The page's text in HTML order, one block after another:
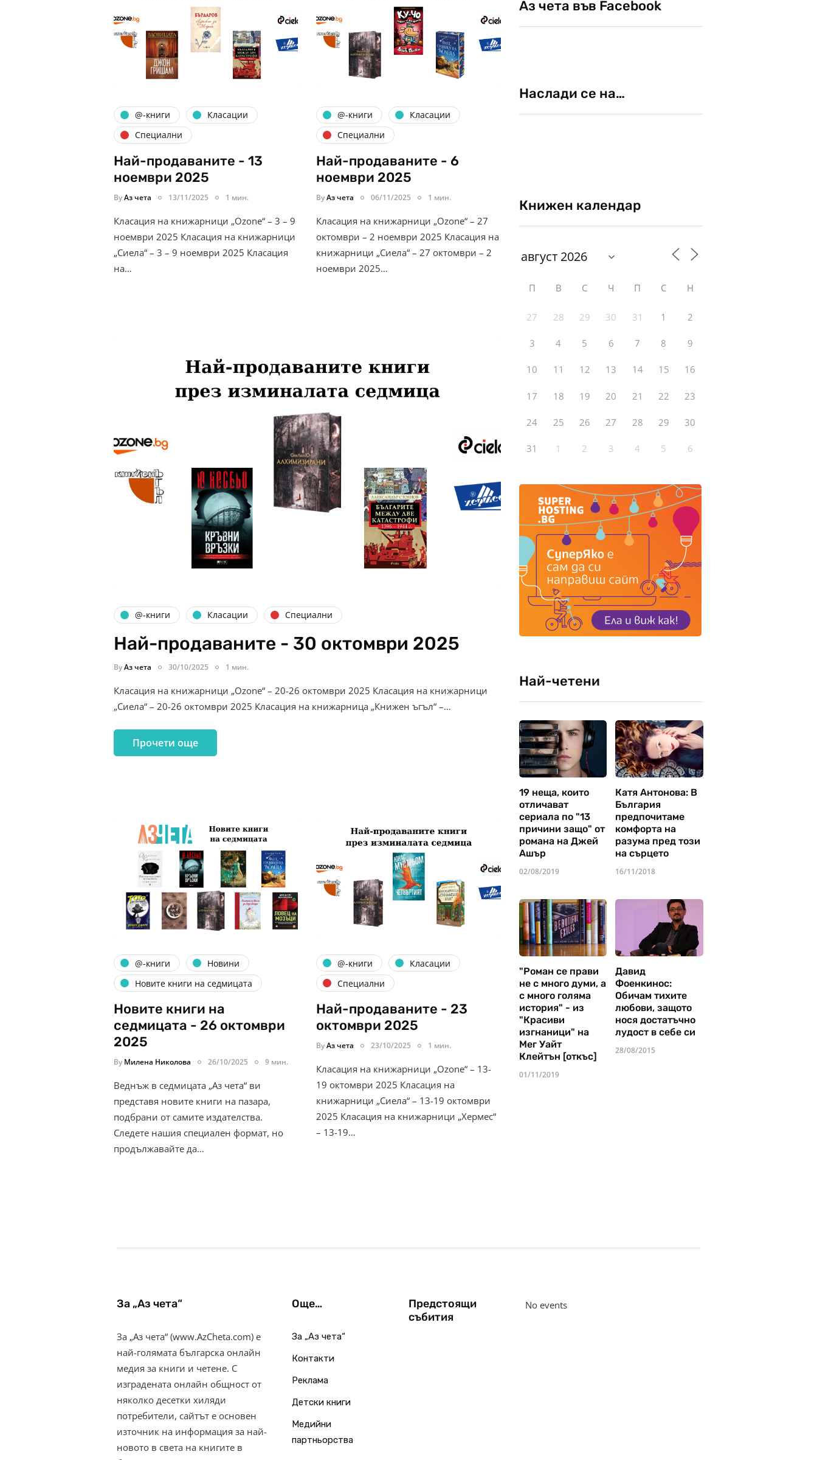
@-книги
Класации
Специални
Най-продаваните - 13
ноември 2025
ByАз чета 13/11/2025 1 мин.
Класация на книжарници „Ozone“ – 3 – 9
ноември 2025 Класация на книжарници
„Сиела“ – 3 – 9 ноември 2025 Класация
на…
@-книги
Класации
Специални
Най-продаваните - 6
ноември 2025
ByАз чета 06/11/2025 1 мин.
Класация на книжарници „Ozone“ – 27
октомври – 2 ноември 2025 Класация на
книжарници „Сиела“ – 27 октомври – 2
ноември 2025…
@-книги Класации Специални
Най-продаваните - 30 октомври 2025
ByАз чета 30/10/2025 1 мин.
Класация на книжарници „Ozone“ – 20-26 октомври 2025 Класация на книжарници
„Сиела“ – 20-26 октомври 2025 Класация на книжарница „Книжен ъгъл“ –…
Прочети още
@-книги
Новини
Новите книги на седмицата
Новите книги на
седмицата - 26 октомври
2025
By Милена Николова 26/10/2025 9 мин.
Веднъж в седмицата „Аз чета“ ви
представя новите книги на пазара,
подбрани от самите издателства.
Следете нашия специален формат, но
продължавайте да…
@-книги
Класации
Специални
Най-продаваните - 23
октомври 2025
ByАз чета 23/10/2025 1 мин.
Класация на книжарници „Ozone“ – 13-
19 октомври 2025 Класация на
книжарници „Сиела“ – 13-19 октомври
2025 Класация на книжарници „Хермес“
– 13-19…
Аз чета във Facebook
Наслади се на…
Книжен календар
П В С Ч П С Н
27 28 29 30 31 1 2
3 4 5 6 7 8 9
10 11 12 13 14 15 16
17 18 19 20 21 22 23
24 25 26 27 28 29 30
31 1 2 3 4 5 6
Най-четени
19 неща, които
отличават
сериала по "13
причини защо" от
романа на Джей
Ашър
02/08/2019
Катя Антонова: В
България
предпочитаме
комфорта на
разума пред този
на сърцето
16/11/2018
"Роман се прави
не с много думи, а
с много голяма
история" - из
"Красиви
изгнаници" на
Мег Уайт
Клейтън [откъс]
01/11/2019
Давид
Фоенкинос:
Обичам тихите
любови, защото
нося достатъчно
лудост в себе си
28/08/2015
За „Аз чета“
За „Аз чета“ (www.AzCheta.com) е
най-голямата българска онлайн
медия за книги и четене. С
изградената онлайн общност от
няколко десетки хиляди
потребители, сайтът е основен
източник на информация за най-
новото в света на книгите в
Още…
За „Аз чета“
Контакти
Реклама
Детски книги
Медийни
партньорства
Предстоящи
събития
No events